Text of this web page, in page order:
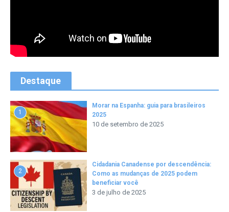
Destaque
1
Morar na Espanha: guia para brasileiros
2025
10 de setembro de 2025
2
Cidadania Canadense por descendência:
Como as mudanças de 2025 podem
beneficiar você
3 de julho de 2025